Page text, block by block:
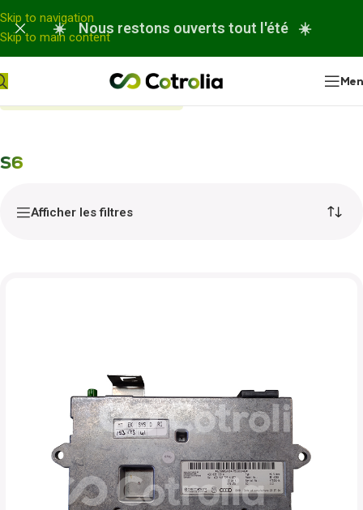
Panneau de gestion des cookies
Skip to navigation
Skip to main content
☀️ Nous restons ouverts tout l'été ☀️
S6
Afficher les filtres